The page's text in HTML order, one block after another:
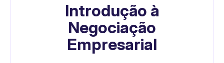
Introdução à
Negociação
Empresarial